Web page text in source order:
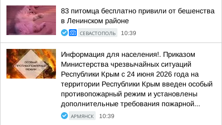
83 питомца бесплатно привили от бешенства
в Ленинском районе
СЕВАСТОПОЛЬ 10:39
Информация для населения!. Приказом
Министерства чрезвычайных ситуаций
Республики Крым с 24 июня 2026 года на
территории Республики Крым введен особый
противопожарный режим и установлены
дополнительные требования пожарной...
АРМЯНСК 10:39